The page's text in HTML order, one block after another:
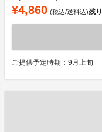
¥4,860 (税込/送料込)残り
ご提供予定時期：9月上旬